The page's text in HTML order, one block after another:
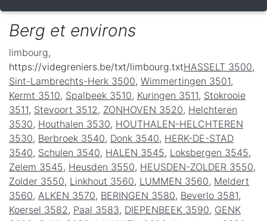
Berg et environs
limbourg,
https://videgreniers.be/txt/limbourg.txtHASSELT 3500,
Sint-Lambrechts-Herk 3500, Wimmertingen 3501,
Kermt 3510, Spalbeek 3510, Kuringen 3511, Stokrooie
3511, Stevoort 3512 , ZONHOVEN 3520, Helchteren
3530, Houthalen 3530, HOUTHALEN-HELCHTEREN
3530, Berbroek 3540, Donk 3540, HERK-DE-STAD
3540, Schulen 3540, HALEN 3545, Loksbergen 3545,
Zelem 3545, Heusden 3550, HEUSDEN-ZOLDER 3550,
Zolder 3550, Linkhout 3560, LUMMEN 3560, Meldert
3560, ALKEN 3570, BERINGEN 3580, Beverlo 3581,
Koersel 3582 , Paal 3583, DIEPENBEEK 3590, GENK